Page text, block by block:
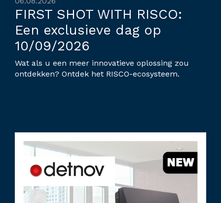
FIRST SHOT WITH RISCO:
Een exclusieve dag op
10/09/2026
Wat als u een meer innovatieve oplossing zou
ontdekken? Ontdek het RISCO-ecosysteem.